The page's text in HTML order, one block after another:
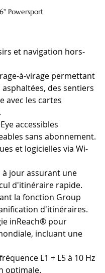
Powersport
et navigation hors-
à-virage permettant
des sentiers
avec les cartes
accessibles
sans abonnement.
et logicielles via Wi-
à jour assurant une
d'itinéraire rapide.
la fonction Group
d'itinéraires.
inReach® pour
incluant une
L1 + L5 à 10 Hz
optimale.